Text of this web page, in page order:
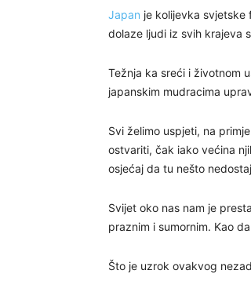
Japan je kolijevka svjetske
dolaze ljudi iz svih krajeva
Težnja ka sreći i životnom
japanskim mudracima
Svi želimo uspjeti, na
ostvariti, čak iako većina
osjećaj da tu nešto
Svijet oko nas nam je
praznim i sumornim. Kao
Što je uzrok ovakvog